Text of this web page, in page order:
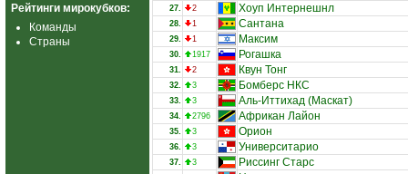
Рейтинги мирокубков:
Команды
Страны
27. 2 Хоуп Интернешнл
28. 1 Сантана
29. 1 Максим
30. 1917 Рогашка
31. 2 Квун Тонг
32. 3 Бомберс НКС
33. 3 Аль-Иттихад (Маскат)
34. 2796 Африкан Лайон
35. 3 Орион
36. 3 Университарио
37. 3 Риссинг Старс